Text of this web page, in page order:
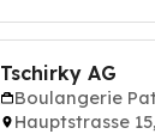
Tschirky AG
Boulangerie
Hauptstrasse